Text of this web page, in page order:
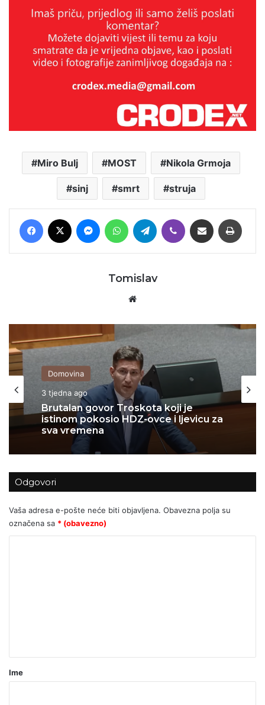
Miro Bulj MOST Nikola Grmoja
sinj smrt struja
Facebook MessengerWhatsAppTelegram Viber Podijeli putem E-maila
Tomislav
Domovina
3 tjedna ago
Brutalan govor Troskota koji je
istinom pokosio HDZ-ovce i ljevicu za
sva vremena
Domovina
4 tjedna ago
Odgovori
Vaša adresa e-pošte neće biti objavljena. Obavezna polja su
označena sa * (obavezno)
rIme